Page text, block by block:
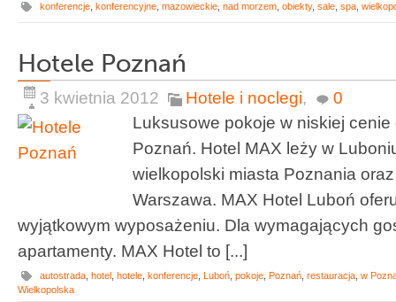
konferencje konferencyjne mazowieckie nad morzem obiekty, sale spa
Hotele Poznań
3 kwietnia 2012 Hotele i noclegi,
0
Luksusowe pokoje w niskiej cenie
Poznań. Hotel MAX leży w
wielkopolski miasta Poznania
Warszawa. MAX Hotel Luboń
wyjątkowym wyposażeniu. Dla wymagających
apartamenty. MAX Hotel to [...]
autostrada hotel hotele konferencje Luboń pokoje Poznań restauracja w
Wielkopolska